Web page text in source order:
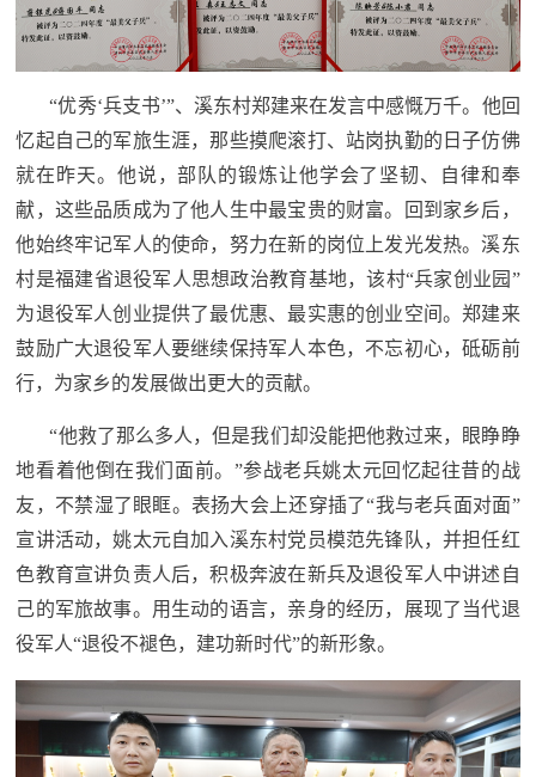
采
人
服
退
役
军
文
化
国
防
文
化
国
色
文
旅
红
色
文
关
我
“优秀‘兵支书’”、溪东村郑建来在发言中感慨万千。他回
忆起自己的军旅生涯，那些摸爬滚打、站岗执勤的日子仿佛
就在昨天。他说，部队的锻炼让他学会了坚韧、自律和奉
献，这些品质成为了他人生中最宝贵的财富。回到家乡后，
他始终牢记军人的使命，努力在新的岗位上发光发热。溪东
村是福建省退役军人思想政治教育基地，该村“兵家创业园”
为退役军人创业提供了最优惠、最实惠的创业空间。郑建来
鼓励广大退役军人要继续保持军人本色，不忘初心，砥砺前
行，为家乡的发展做出更大的贡献。
“他救了那么多人，但是我们却没能把他救过来，眼睁睁
地看着他倒在我们面前。”参战老兵姚太元回忆起往昔的战
友，不禁湿了眼眶。表扬大会上还穿插了“我与老兵面对面”
宣讲活动，姚太元自加入溪东村党员模范先锋队，并担任红
色教育宣讲负责人后，积极奔波在新兵及退役军人中讲述自
己的军旅故事。用生动的语言，亲身的经历，展现了当代退
役军人“退役不褪色，建功新时代”的新形象。